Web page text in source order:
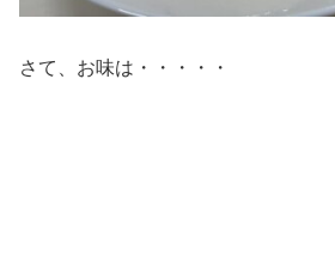
さて、お味は・・・・・